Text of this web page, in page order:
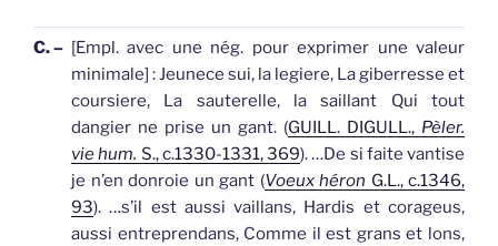
C. – [Empl. avec une nég. pour exprimer une valeur
minimale] : Jeunece sui, la legiere, La giberresse et
coursiere, La sauterelle, la saillant Qui tout
dangier ne prise un gant. (GUILL. DIGULL., Pèler.
vie hum. S., c.1330-1331, 369).…De si faite vantise
je n’en donroie un gant (Voeux héron G.L., c.1346,
93).…s’il est aussi vaillans, Hardis et corageus,
aussi entreprendans, Comme il est grans et lons,